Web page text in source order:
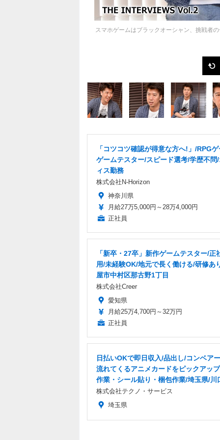
スマホゲームはブラックオーシャン、挑戦者
「コツコツ確認が得意な方へ!」/RPG
ゲームテスター/スピード選考/学歴不問
ィス勤務
株式会社N-Horizon
神奈川県
月給27万5,000円～28万4,000円
正社員
「新卒・27卒」新作ゲームテスター/正
用/未経験OK/地元で長く働ける/研修あ
屋市中村区那古野1丁目
株式会社Creer
愛知県
月給25万4,700円～32万円
正社員
日払いOKで即日収入/品出し/コンベア
流れてくるアニメカードをピックアッ
作業・シール貼り・梱包作業/埼玉県/川
株式会社テクノ・サービス
埼玉県